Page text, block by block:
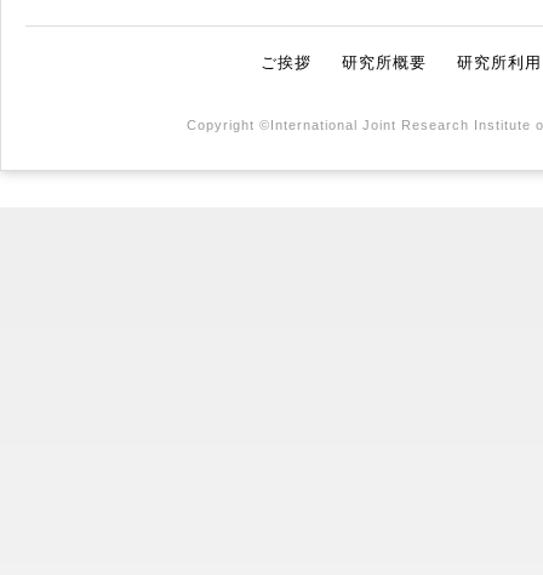
ご挨拶 研究所概要 研究所利
Copyright ©International Joint Research Institute